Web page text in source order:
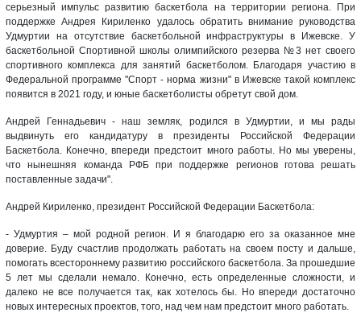
серьезный импульс развитию баскетбола на территории региона. При
поддержке Андрея Кириленко удалось обратить внимание руководства
Удмуртии на отсутствие баскетбольной инфраструктуры в Ижевске. У
баскетбольной Спортивной школы олимпийского резерва №3 нет своего
спортивного комплекса для занятий баскетболом. Благодаря участию в
Федеральной программе "Спорт - норма жизни" в Ижевске такой комплекс
появится в 2021 году, и юные баскетболисты обретут свой дом.
Андрей Геннадьевич - наш земляк, родился в Удмуртии, и мы рады
выдвинуть его кандидатуру в президенты Российской Федерации
Баскетбола. Конечно, впереди предстоит много работы. Но мы уверены,
что нынешняя команда РФБ при поддержке регионов готова решать
поставленные задачи".
Андрей Кириленко, президент Российской Федерации Баскетбола:
- Удмуртия – мой родной регион. И я благодарю его за оказанное мне
доверие. Буду счастлив продолжать работать на своем посту и дальше,
помогать всестороннему развитию российского баскетбола. За прошедшие
5 лет мы сделали немало. Конечно, есть определенные сложности, и
далеко не все получается так, как хотелось бы. Но впереди достаточно
новых интересных проектов, того, над чем нам предстоит много работать.